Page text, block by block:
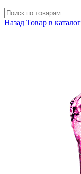
Назад Товар в